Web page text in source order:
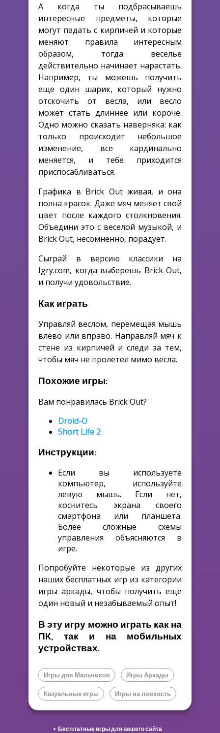
А когда ты подбрасываешь
интересные предметы, которые
могут падать с кирпичей и которые
меняют правила интересным
образом, тогда веселье
действительно начинает нарастать.
Например, ты можешь получить
еще один шарик, который нужно
отскочить от весла, или весло
может стать длиннее или короче.
Одно можно сказать наверняка: как
только происходит небольшое
изменение, все кардинально
меняется, и тебе приходится
приспосабливаться.
Графика в Brick Out живая, и она
полна красок. Даже мяч меняет свой
цвет после каждого столкновения.
Объедини это с веселой музыкой, и
Brick Out, несомненно, порадует.
Сыграй в версию классики на
Igry.com, когда выберешь Brick Out,
и получи удовольствие.
Как играть
Управляй веслом, перемещая мышь
влево или вправо. Направляй мяч к
стене из кирпичей и следи за тем,
чтобы мяч не пролетел мимо весла.
Похожие игры:
Вам понравилась Brick Out?
Droid-O
Short Life 2
Инструкции:
Если вы используете
компьютер, используйте
левую мышь. Если нет,
коснитесь экрана своего
смартфона или планшета.
Более сложные схемы
управления объясняются в
игре.
Попробуйте некоторые из других
наших бесплатных игр из категории
игры аркады, чтобы получить еще
один новый и незабываемый опыт!
В эту игру можно играть как на
ПК, так и на мобильных
устройствах.
Игры для Мальчиков Игры Аркады
Казуальные игры Игры на ловкость
Бесплатные игры для вашего сайта